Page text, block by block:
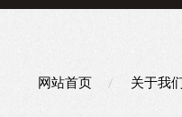
网站首页 关于我